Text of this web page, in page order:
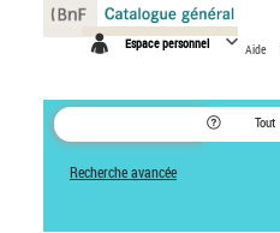
Espace personnel Aide
Tout
Recherche avancée
Panneau de gestion des cookies